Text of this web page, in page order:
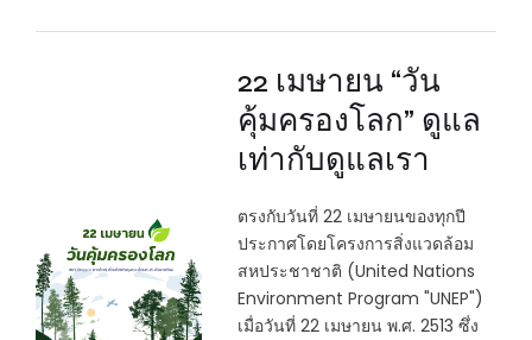
22 เมษายน “วัน
คุ้มครองโลก” ดูแล
เท่ากับดูแลเรา
ตรงกับวันที่ 22 เมษายนของทุกปี
ประกาศโดยโครงการสิ่งแวดล้อม
สหประชาชาติ (United Nations
Environment Program "UNEP")
เมื่อวันที่ 22 เมษายน พ.ศ. 2513 ซึ่ง